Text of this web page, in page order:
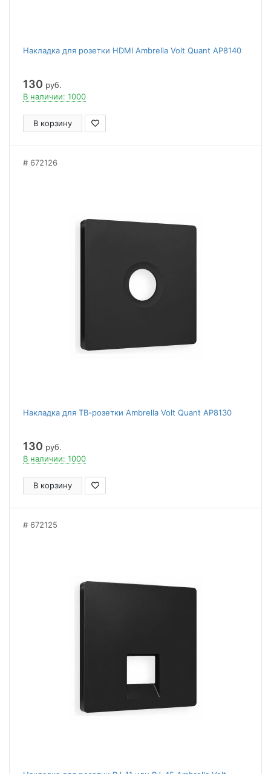
Накладка для розетки HDMI Ambrella Volt Quant AP8140
130 руб.
В наличии: 1000
В корзину
672126
Накладка для ТВ-розетки Ambrella Volt Quant AP8130
130 руб.
В наличии: 1000
В корзину
672125